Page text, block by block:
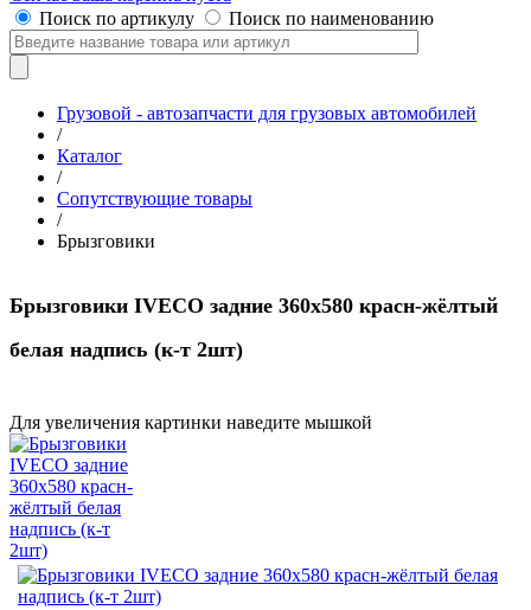
Поиск по артикулу
Поиск по наименованию
Грузовой - автозапчасти для грузовых автомобилей
/
Каталог
/
Сопутствующие товары
/
Брызговики
Брызговики IVECO задние 360x580 красн-жёлтый
белая надпись (к-т 2шт)
Для увеличения картинки наведите мышкой